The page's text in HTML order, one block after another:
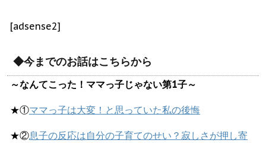
[adsense2]
◆今までのお話はこちらから
～なんてこった！ママっ子じゃない第1子～
★①ママっ子は大変！と思っていた私の後悔
★②息子の反応は自分の子育てのせい？寂しさが押し寄